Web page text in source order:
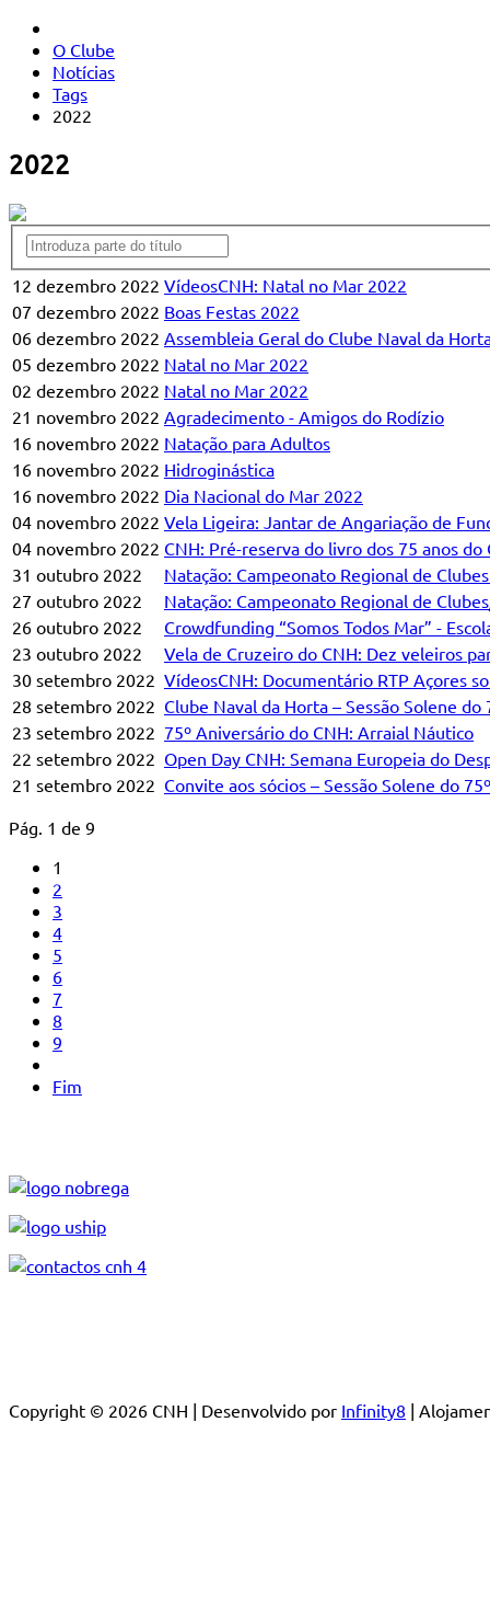
O Clube
Notícias
Tags
2022
2022
12 dezembro 2022 VídeosCNH: Natal no Mar 2022
07 dezembro 2022 Boas Festas 2022
06 dezembro 2022 Assembleia Geral do Clube Naval da
05 dezembro 2022 Natal no Mar 2022
02 dezembro 2022 Natal no Mar 2022
21 novembro 2022 Agradecimento - Amigos do Rodízio
16 novembro 2022 Natação para Adultos
16 novembro 2022 Hidroginástica
16 novembro 2022 Dia Nacional do Mar 2022
04 novembro 2022 Vela Ligeira: Jantar de Angariação de
04 novembro 2022 CNH: Pré-reserva do livro dos 75 anos do
31 outubro 2022
Natação: Campeonato Regional de
27 outubro 2022
Natação: Campeonato Regional de
26 outubro 2022
Crowdfunding “Somos Todos Mar” -
23 outubro 2022
Vela de Cruzeiro do CNH: Dez veleiros
30 setembro 2022 VídeosCNH: Documentário RTP Açores
28 setembro 2022 Clube Naval da Horta – Sessão Solene do
23 setembro 2022 75º Aniversário do CNH: Arraial Náutico
22 setembro 2022 Open Day CNH: Semana Europeia do
21 setembro 2022 Convite aos sócios – Sessão Solene do
Pág. 1 de 9
1
2
3
4
5
6
7
8
9
Fim
Copyright © 2026 CNH | Desenvolvido por Infinity8 |